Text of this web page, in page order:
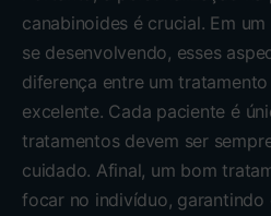
canabinoides é crucial. Em
se desenvolvendo, esses
diferença entre um
excelente. Cada paciente é
tratamentos devem ser
cuidado. Afinal, um bom
focar no indivíduo, garantindo